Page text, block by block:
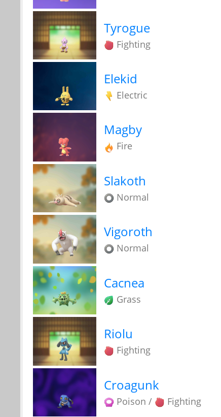
Tyrogue
Fighting
Elekid
Electric
Magby
Fire
Slakoth
Normal
Vigoroth
Normal
Cacnea
Grass
Riolu
Fighting
Croagunk
Poison / Fighting